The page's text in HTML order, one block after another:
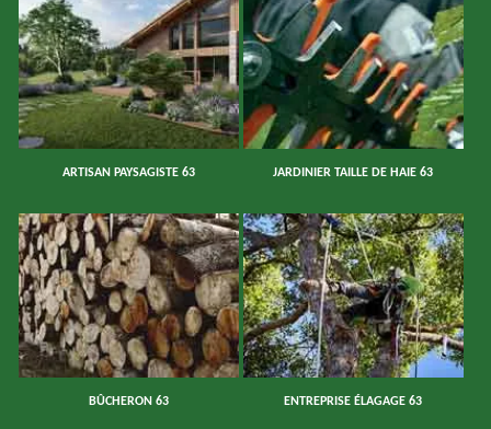
ARTISAN PAYSAGISTE 63 JARDINIER TAILLE DE HAIE 63
BÛCHERON 63 ENTREPRISE ÉLAGAGE 63